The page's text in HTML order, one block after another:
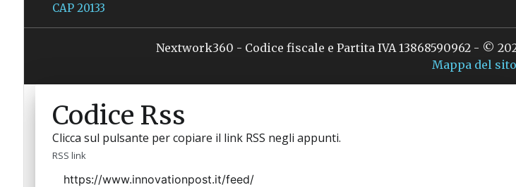
CAP 20133
Nextwork360 - Codice fiscale e Partita IVA 13868590962 - ©
Mappa del sito
Codice Rss
Clicca sul pulsante per copiare il link RSS negli appunti.
RSS link